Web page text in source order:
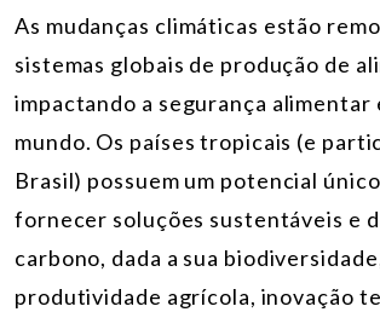
As mudanças climáticas estão
sistemas globais de produção de
impactando a segurança alimentar
mundo. Os países tropicais (e
Brasil) possuem um potencial
fornecer soluções sustentáveis e
carbono, dada a sua
produtividade agrícola, inovação